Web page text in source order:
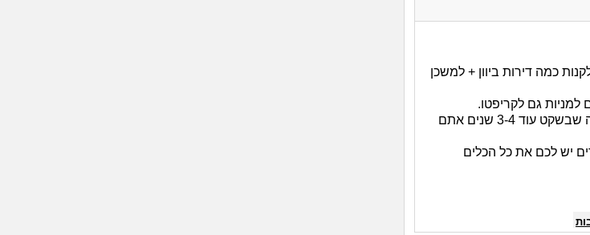
לקנות כמה דירות ביוון + למשכן
גם לקריפטו.
יש לכם כל כך הרבה מה לעשות אם זה שבשקט עוד 3-4 שנים אתם
יש לכם את כל הכלים